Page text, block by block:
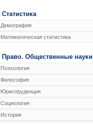
Статистика
Демография
Математическая статистика
Право. Общественные науки
Психология
Философия
Юриспруденция
Социология
История